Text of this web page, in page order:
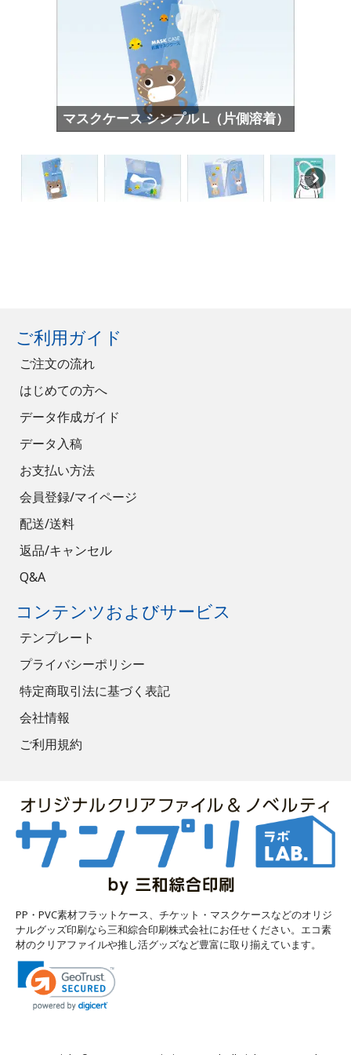
マスクケース シンプル L（片側溶着）
ご利用ガイド
ご注文の流れ
はじめての方へ
データ作成ガイド
データ入稿
お支払い方法
会員登録/マイページ
配送/送料
返品/キャンセル
Q&A
コンテンツおよびサービス
テンプレート
プライバシーポリシー
特定商取引法に基づく表記
会社情報
ご利用規約
PP・PVC素材フラットケース、チケット・マスクケースなどのオリジ
ナルグッズ印刷なら三和綜合印刷株式会社にお任せください。エコ素
材のクリアファイルや推し活グッズなど豊富に取り揃えています。